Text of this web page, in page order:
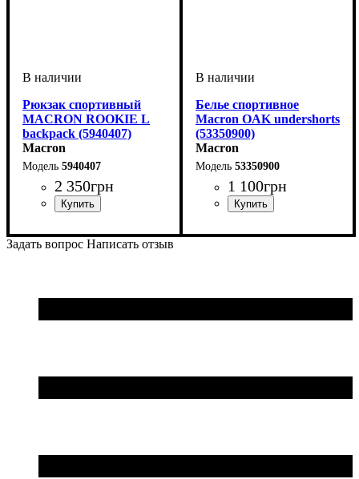
Рюкзак спортивный
MACRON ROOKIE L
backpack (5940407)
Macron
5940407
2 350грн
Белье спортивное
Macron OAK undershorts
(53350900)
Macron
53350900
1 100грн
Задать вопрос Написать отзыв